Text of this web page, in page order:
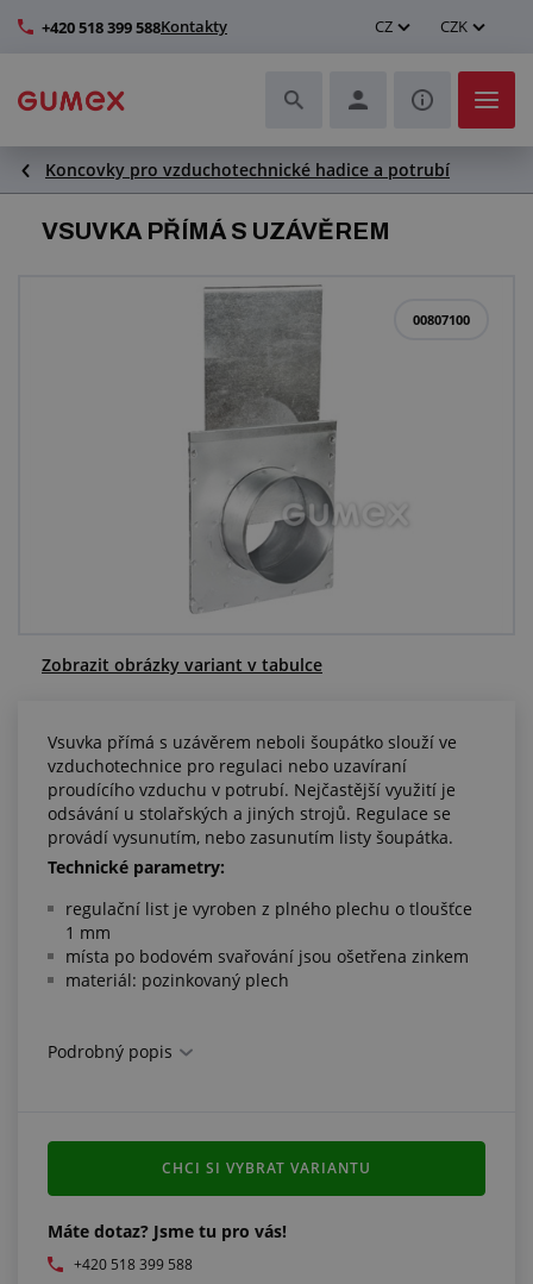
+420 518 399 588Kontakty CZ CZK
Hadice a jejich kompletace
Profily a výroba těsnění
Dopravníkové pásy a montáž
Zlepšení pracovního prostředí
Další pryžové a plastové výrobky
O nás a kariéra
Koncovky pro vzduchotechnické hadice a potrubí
VSUVKA PŘÍMÁ S UZÁVĚREM
00807100
Zobrazit obrázky variant v tabulce
Vsuvka přímá s uzávěrem neboli šoupátko slouží ve
vzduchotechnice pro regulaci nebo uzavíraní
proudícího vzduchu v potrubí. Nejčastější využití je
odsávání u stolařských a jiných strojů. Regulace se
provádí vysunutím, nebo zasunutím listy šoupátka.
Technické parametry:
regulační list je vyroben z plného plechu o tloušťce
1 mm
místa po bodovém svařování jsou ošetřena zinkem
materiál: pozinkovaný plech
Podrobný popis
Máte dotaz? Jsme tu pro vás!
+420 518 399 588
CHCI SI VYBRAT VARIANTU